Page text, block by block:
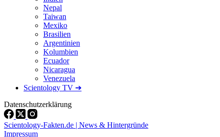
Nepal
Taiwan
Mexiko
Brasilien
Argentinien
Kolumbien
Ecuador
Nicaragua
Venezuela
Scientology TV ➔
Datenschutzerklärung
Scientology-Fakten.de | News & Hintergründe
Impressum